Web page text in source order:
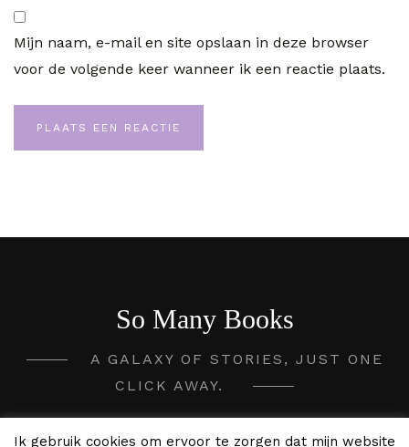
Mijn naam, e-mail en site opslaan in deze browser
voor de volgende keer wanneer ik een reactie plaats.
So Many Books
A GALAXY OF STORIES, JUST ONE
CLICK AWAY.
2020 - 2026 So Many Books ©
Ik gebruik cookies om ervoor te zorgen dat mijn website